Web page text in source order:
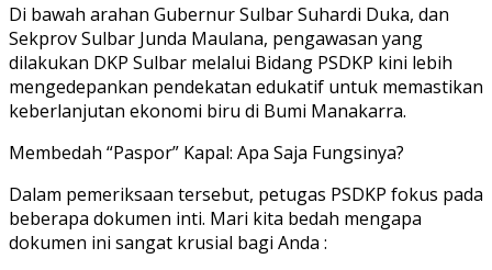
Di bawah arahan Gubernur Sulbar Suhardi Duka, dan
Sekprov Sulbar Junda Maulana, pengawasan yang
dilakukan DKP Sulbar melalui Bidang PSDKP kini lebih
mengedepankan pendekatan edukatif untuk memastikan
keberlanjutan ekonomi biru di Bumi Manakarra.
Membedah “Paspor” Kapal: Apa Saja Fungsinya?
Dalam pemeriksaan tersebut, petugas PSDKP fokus pada
beberapa dokumen inti. Mari kita bedah mengapa
dokumen ini sangat krusial bagi Anda :